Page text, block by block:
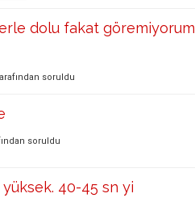
dolu fakat göremiyorum
soruldu
soruldu
40-45 sn yi